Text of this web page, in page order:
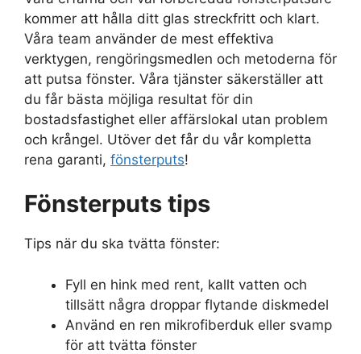
kommer att hålla ditt glas streckfritt och klart.
Våra team använder de mest effektiva
verktygen, rengöringsmedlen och metoderna för
att putsa fönster. Våra tjänster säkerställer att
du får bästa möjliga resultat för din
bostadsfastighet eller affärslokal utan problem
och krångel. Utöver det får du vår kompletta
rena garanti, fönsterputs!
Fönsterputs tips
Tips när du ska tvätta fönster:
Fyll en hink med rent, kallt vatten och
tillsätt några droppar flytande diskmedel
Använd en ren mikrofiberduk eller svamp
för att tvätta fönster